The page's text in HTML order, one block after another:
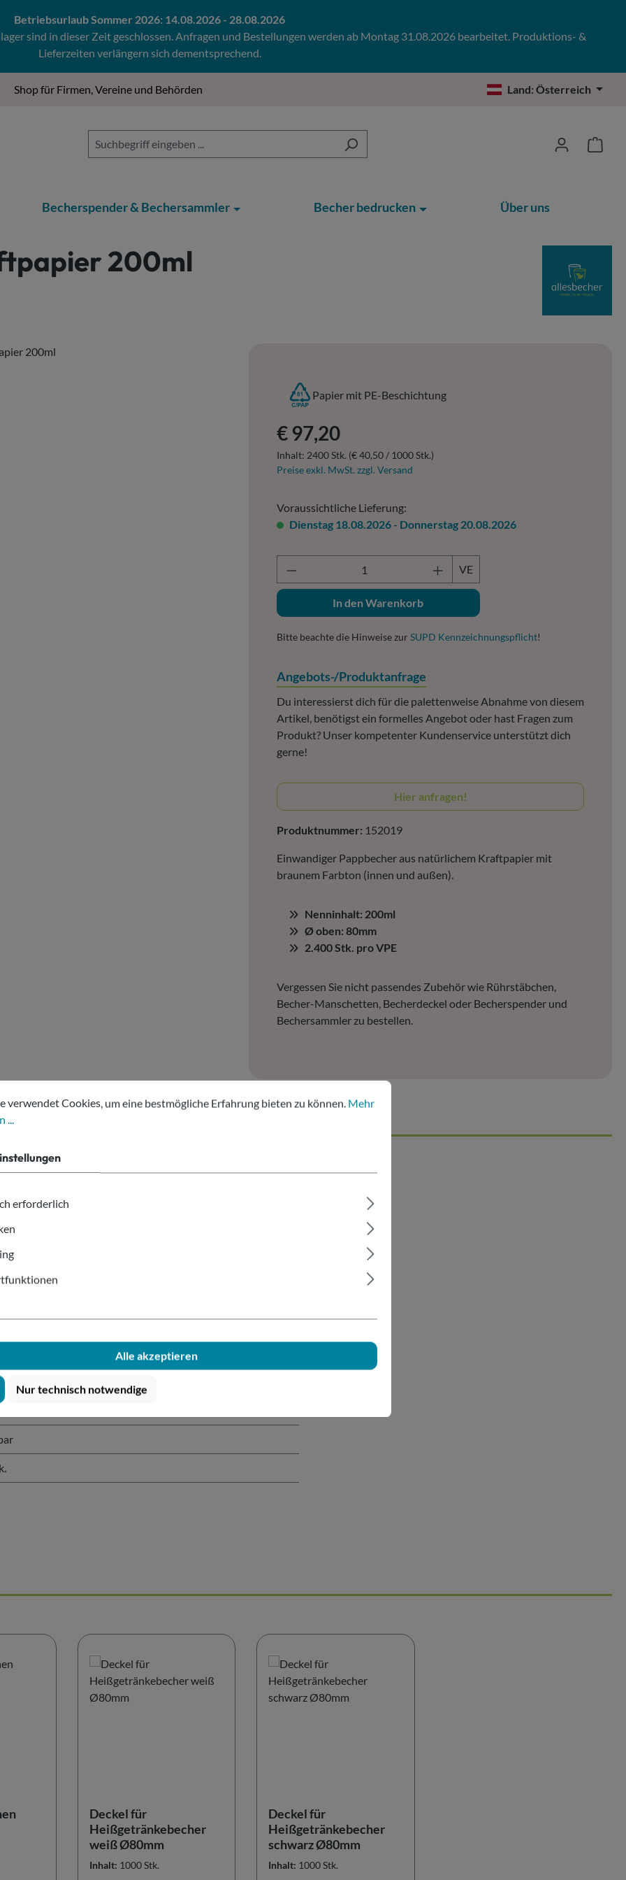
Betriebsurlaub Sommer 2026: 14.08.2026 - 28.08.2026
sind in dieser Zeit geschlossen. Anfragen und Bestellungen werden ab Montag 31.08.2026 bearbeitet. Produktions- &
Lieferzeiten verlängern sich dementsprechend.
Shop für Firmen, Vereine und Behörden Land:Österreich
Becherspender & Bechersammler Becher bedrucken Über uns
200ml
Papier mit PE-Beschichtung
Regulärer Preis:
€ 97,20
Inhalt: 2400 Stk. (€ 40,50 / 1000 Stk.)
Preise exkl. MwSt. zzgl. Versand
Voraussichtliche Lieferung:
Dienstag 18.08.2026 - Donnerstag 20.08.2026
Produkt Anzahl: Gib den gewünschten Wert
VE
In den Warenkorb
Bitte beachte die Hinweise zur SUPD Kennzeichnungspflicht!
Angebots-/Produktanfrage
Du interessierst dich für die palettenweise Abnahme von diesem
Artikel, benötigst ein formelles Angebot oder hast Fragen zum
Produkt? Unser kompetenter Kundenservice unterstützt dich
gerne!
Hier anfragen!
Produktnummer: 152019
Einwandiger Pappbecher aus natürlichem Kraftpapier mit
braunem Farbton (innen und außen).
Nenninhalt: 200ml
Ø oben: 80mm
2.400 Stk. pro VPE
Vergessen Sie nicht passendes Zubehör wie Rührstäbchen,
Becher-Manschetten, Becherdeckel oder Becherspender und
Bechersammler zu bestellen.
Kraftpapier 200ml"
Kraftpapier 200ml
Deckel für
Heißgetränkebecher
weiß Ø80mm
Inhalt: 1000 Stk.
Deckel für
Heißgetränkebecher
schwarz Ø80mm
Inhalt: 1000 Stk.
Cookies, um eine bestmögliche Erfahrung bieten zu können.
Mehr Informationen ...
verwendet Cookies, um eine bestmögliche Erfahrung bieten zu können. Mehr
...
erforderlich
Alle akzeptieren
Nur technisch notwendige